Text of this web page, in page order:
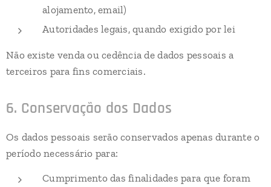
alojamento, email)
Autoridades legais, quando exigido por lei
Não existe venda ou cedência de dados pessoais a
terceiros para fins comerciais.
6. Conservação dos Dados
Os dados pessoais serão conservados apenas durante o
período necessário para:
Cumprimento das finalidades para que foram